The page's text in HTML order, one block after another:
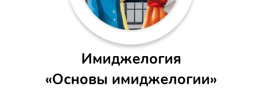
Имиджелогия
«Основы имиджелогии»